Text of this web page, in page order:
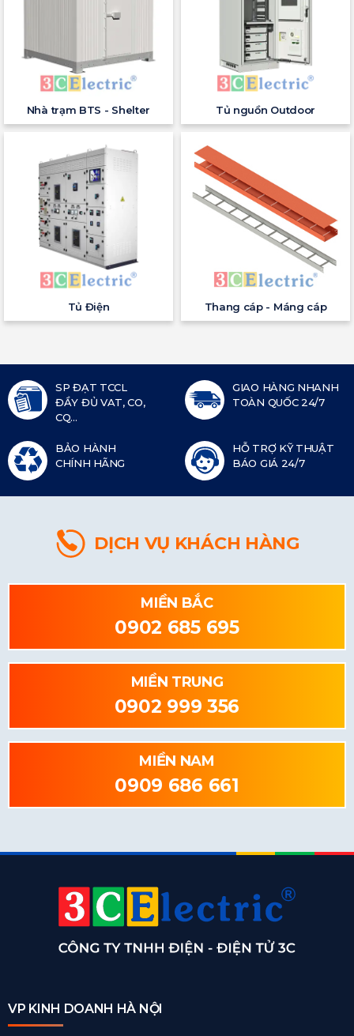
Nhà trạm BTS - Shelter Tủ nguồn Outdoor
Tủ Điện Thang cáp - Máng cáp
SP ĐẠT TCCL
ĐẦY ĐỦ VAT, CO,
CQ...
GIAO HÀNG NHANH
TOÀN QUỐC 24/7
BẢO HÀNH
CHÍNH HÃNG
HỖ TRỢ KỸ THUẬT
BÁO GIÁ 24/7
DỊCH VỤ KHÁCH HÀNG
MIỀN BẮC
0902 685 695
MIỀN TRUNG
0902 999 356
MIỀN NAM
0909 686 661
VP KINH DOANH HÀ NỘI